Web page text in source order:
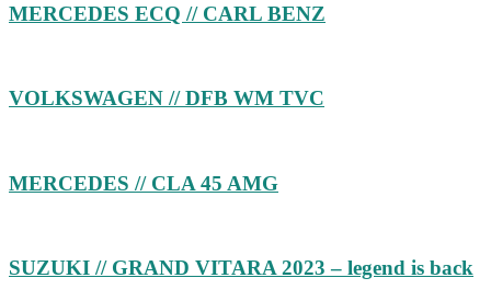
MERCEDES ECQ // CARL BENZ
VOLKSWAGEN // DFB WM TVC
MERCEDES // CLA 45 AMG
SUZUKI // GRAND VITARA 2023 – legend is back